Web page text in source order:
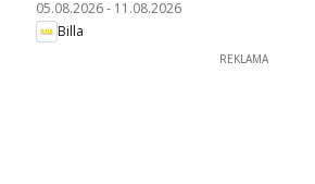
05.08.2026- 11.08.2026
Billa
REKLAMA